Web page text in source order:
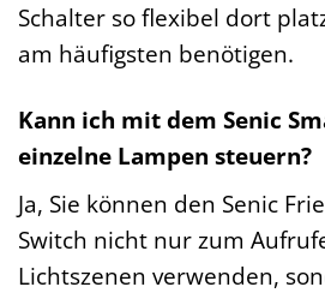
Schalter so flexibel dort
am häufigsten benötigen.
Kann ich mit dem Senic
einzelne Lampen steuern?
Ja, Sie können den Senic
Switch nicht nur zum
Lichtszenen verwenden,